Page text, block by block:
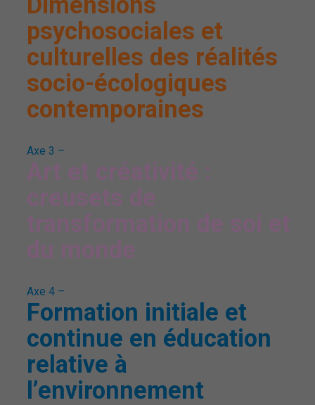
psychosociales et
culturelles des réalités
socio-écologiques
contemporaines
Axe 3 –
Axe 4 –
Formation initiale et
continue en éducation
relative à
l’environnement